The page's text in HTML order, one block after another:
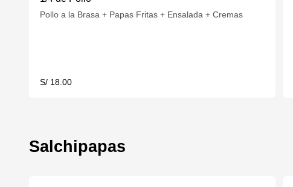
Pollo a la Brasa + Papas Fritas + Ensalada + Cremas
S/ 18.00
Salchipapas